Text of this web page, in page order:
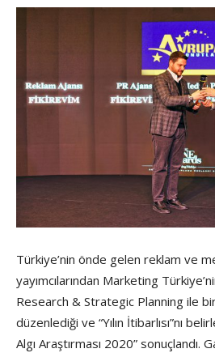
Türkiye’nin önde gelen reklam ve
yayımcılarından Marketing
Research & Strategic Planning ile
düzenlediği ve “Yılın İtibarlısı”nı
Algı Araştırması 2020” sonuçlandı.